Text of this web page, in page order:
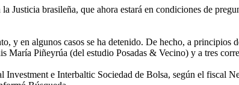
brasileña, que ahora estará en condiciones de
y en algunos casos se ha detenido. De hecho, a principios
Piñeyrúa (del estudio Posadas & Vecino) y a tres
e Interbaltic Sociedad de Bolsa, según el fiscal